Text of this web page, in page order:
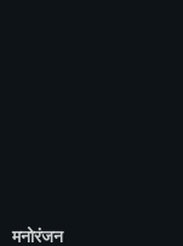
मनोरंजन